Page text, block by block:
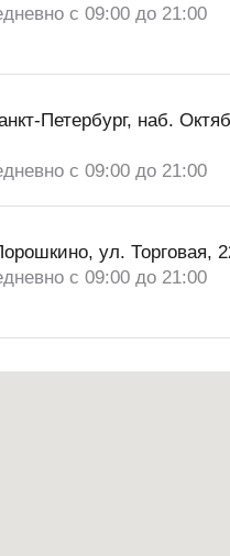
с 09:00 до 21:00
Петербург, наб.
с 09:00 до 21:00
ул. Торговая,
с 09:00 до 21:00